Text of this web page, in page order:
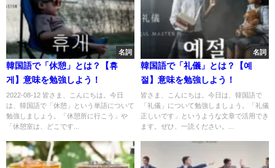
名詞
韓国語で「休憩」とは？【휴
게】意味を勉強しよう！
2022-08-12 皆さま、こんにちは。今日
は、韓国語で「休憩」という単語について
勉強しましょう。「休憩所に行こう」や
「休憩室は、どこです...
名詞
韓国語で「礼儀」とは？【예
절】意味を勉強しよう！
皆さま、こんにちは。今日は、韓国語で
「礼儀」について勉強しましょう。「礼儀
正しいです」というような文章で活用でき
ます。ぜひ、一読ください。...